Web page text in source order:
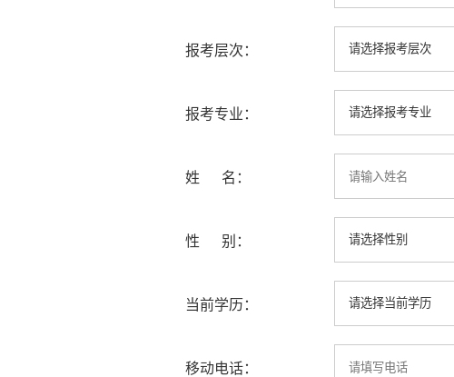
报考层次：
报考专业：
姓 名：
性 别：
当前学历：
移动电话：